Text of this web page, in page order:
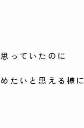
っていたのに
たいと思える様に